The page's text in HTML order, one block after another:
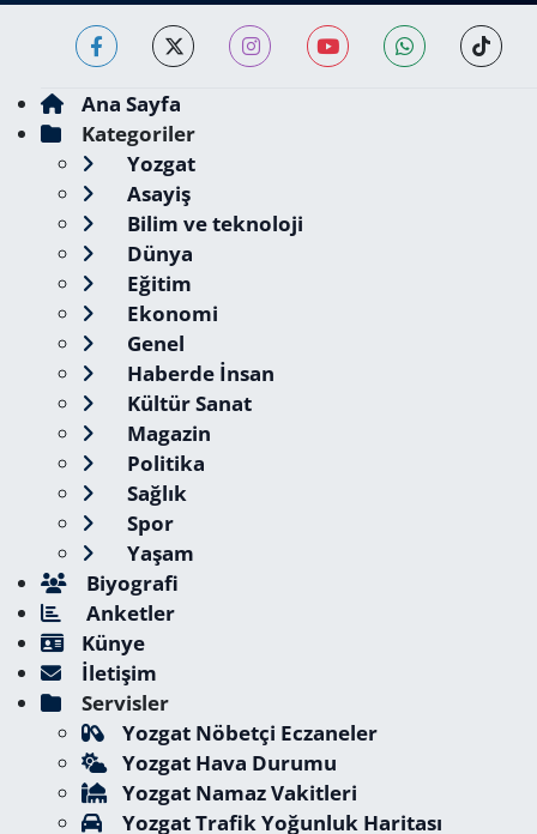
Ana Sayfa
Kategoriler
Yozgat
Asayiş
Bilim ve teknoloji
Dünya
Eğitim
Ekonomi
Genel
Haberde İnsan
Kültür Sanat
Magazin
Politika
Sağlık
Spor
Yaşam
Biyografi
Anketler
Künye
İletişim
Servisler
Yozgat Nöbetçi Eczaneler
Yozgat Hava Durumu
Yozgat Namaz Vakitleri
Yozgat Trafik Yoğunluk Haritası